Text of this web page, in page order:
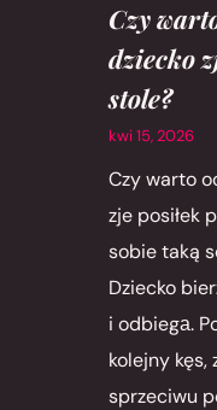
Czy
dziecko
stole?
kwi 15, 2026
Czy warto
zje posiłek
sobie taką
Dziecko
i odbiegа.
kolejny kęs,
sprzeciwu